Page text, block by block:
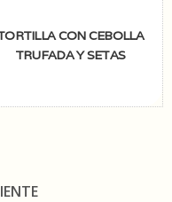
CON CEBOLLA
TRUFADA Y SETAS